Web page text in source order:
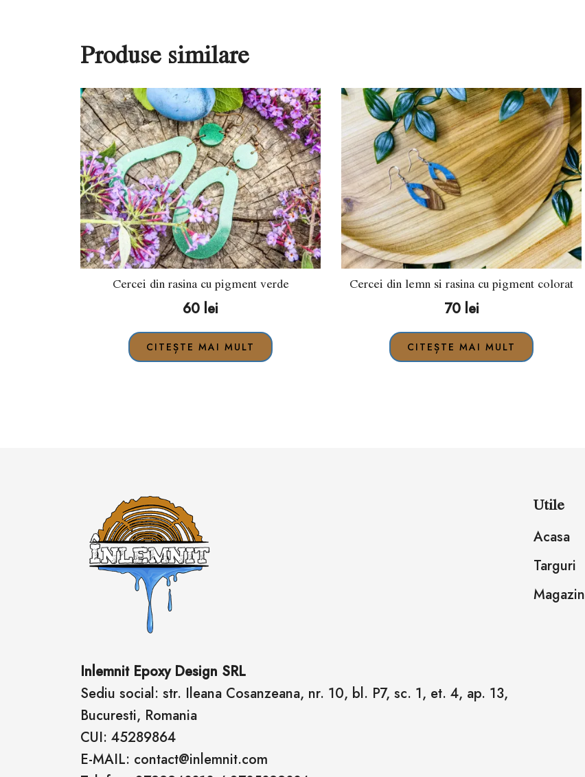
Produse similare
Cercei din rasina cu pigment verde
60 lei
CITEȘTE MAI MULT
Cercei din lemn si rasina cu pigment colorat
70 lei
CITEȘTE MAI MULT
Inlemnit Epoxy Design SRL
Sediu social: str. Ileana Cosanzeana, nr. 10, bl. P7, sc. 1, et. 4, ap. 13,
Bucuresti, Romania
CUI: 45289864
E-MAIL: contact@inlemnit.com
Utile
Acasa
Targuri
Magazin